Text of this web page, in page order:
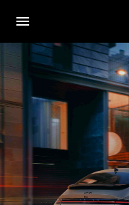
전체
메뉴